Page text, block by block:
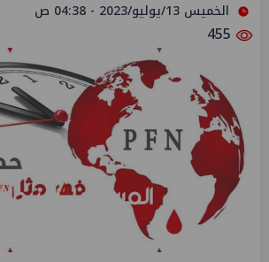
الخميس 13/يوليو/2023 - 04:38 ص